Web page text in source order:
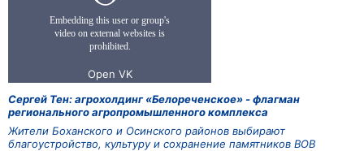
Сергей Тен: агрохолдинг «Белореченское» - флагман
регионального агропромышленного комплекса
Жители Боханского и Осинского районов выбирают
благоустройство, культуру и сохранение памятников ВОВ